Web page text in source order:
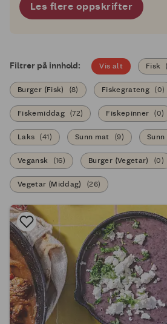
Les flere oppskrifter
Filtrer på innhold: Vis alt Fisk (
Burger (Fisk) (8) Fiskegrateng (0)
Fiskemiddag (72) Fiskepinner (0)
Laks (41 ) Sunn mat (9)
Vegansk (16) Burger (Vegetar) (0 )
Vegetar (Middag) (26)